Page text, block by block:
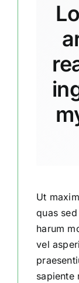
Ut
quas
harum
vel
sapiente